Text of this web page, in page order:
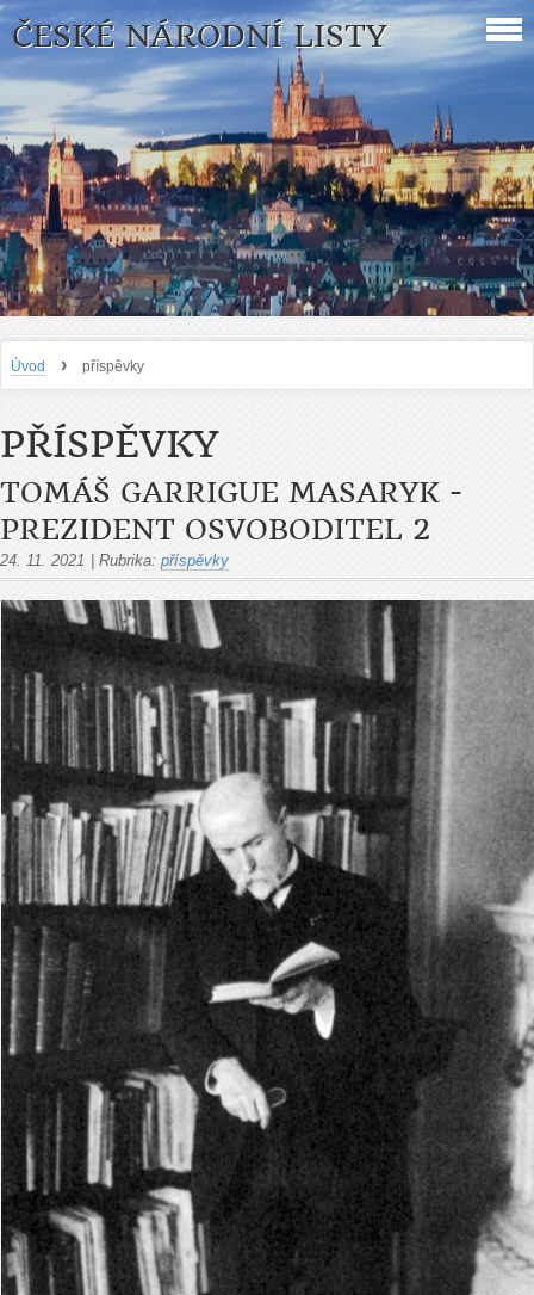
ČESKÉ NÁRODNÍ LISTY
Úvod › příspěvky
PŘÍSPĚVKY
TOMÁŠ GARRIGUE MASARYK -
PREZIDENT OSVOBODITEL 2
24. 11. 2021 Rubrika: příspěvky